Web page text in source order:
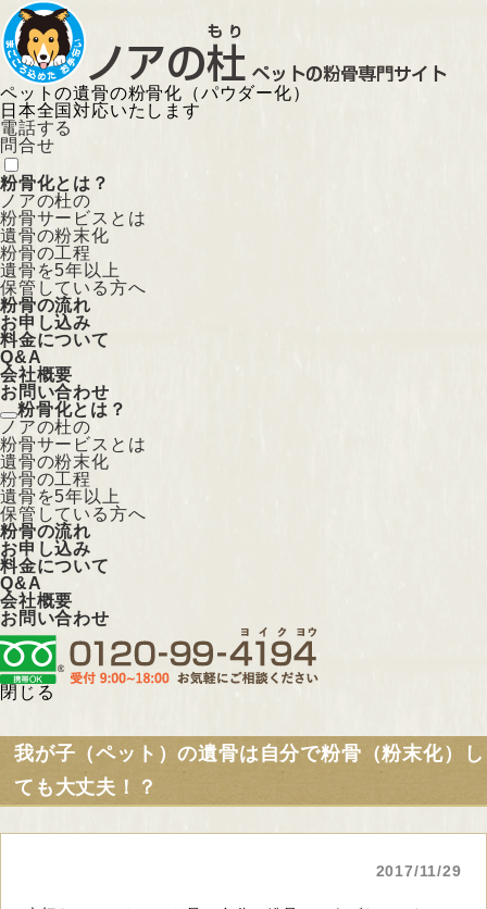
ペットの遺骨の粉骨化（パウダー化）
日本全国対応いたします
電話する
問合せ
粉骨化とは？
ノアの杜の
粉骨サービスとは
遺骨の粉末化
粉骨の工程
遺骨を5年以上
保管している方へ
粉骨の流れ
お申し込み
料金について
Q&A
会社概要
お問い合わせ
粉骨化とは？
ノアの杜の
粉骨サービスとは
遺骨の粉末化
粉骨の工程
遺骨を5年以上
保管している方へ
粉骨の流れ
お申し込み
料金について
Q&A
会社概要
お問い合わせ
閉じる
我が子（ペット）の遺骨は自分で粉骨（粉末化）し
ても大丈夫！？
2017/11/29